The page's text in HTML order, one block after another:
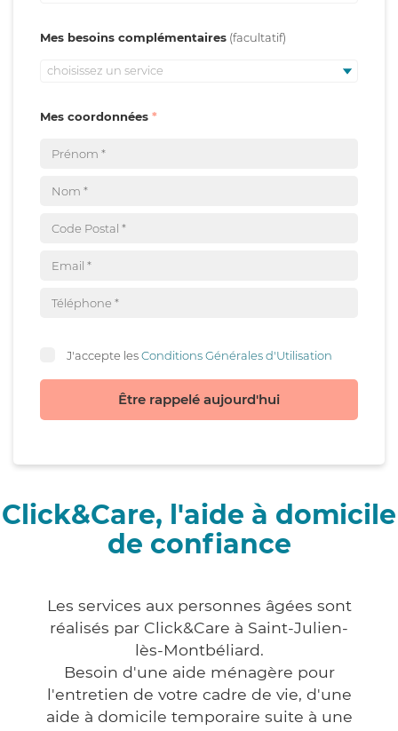
Mes besoins complémentaires
choisissez un service
Mes coordonnées
J'accepte lesConditions Générales d'Utilisation
Être rappelé aujourd'hui
Click&Care, l'aide à domicile
de confiance
Les services aux personnes âgées sont
réalisés par Click&Care à Saint-Julien-
lès-Montbéliard.
Besoin d'une aide ménagère pour
l'entretien de votre cadre de vie, d'une
aide à domicile temporaire suite à une